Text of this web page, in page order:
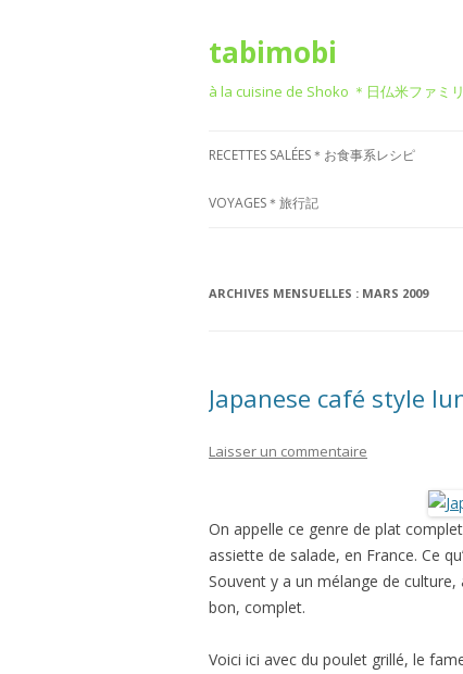
tabimobi
à la cuisine de Shoko ＊日仏米ファミ
RECETTES SALÉES＊お食事系レシピ
RECETTE DE BENTO＊お弁当
RECETTE FRANÇAISE＊フレンチ風
GÂTEAUX SALÉS＊食事ケーキ
ASTUCES CUISINE＊料理のコツ
VOYAGES＊旅行記
ARCHIVES MENSUELLES : MARS 2009
Japanese café style
Laisser un commentaire
On appelle ce genre de plat
assiette de salade, en France. Ce
Souvent y a un mélange de
bon, complet.
Voici ici avec du poulet grillé, le